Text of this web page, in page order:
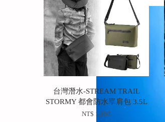
台灣潛水-STREAM TRAIL
STORMY 都會防水單肩包 3.5L
NT$ 1,880